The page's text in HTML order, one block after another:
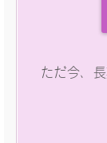
ただ今、